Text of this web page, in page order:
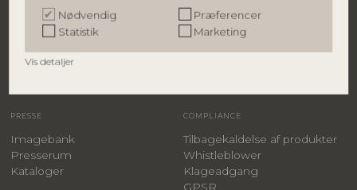
Nødvendig
Præferencer
Statistik
Marketing
Vis detaljer
Bloomingville MINI
ILLUME
Kontakt salgsteam
Messer & showrooms
Shop-in-shop
Hospitality
PRESSE
Imagebank
Presserum
Kataloger
COMPLIANCE
Tilbagekaldelse af produkter
Whistleblower
Klageadgang
GPSR